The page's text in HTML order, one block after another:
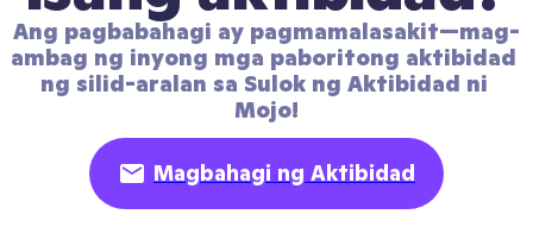
Ang pagbabahagi ay pagmamalasakit—mag-
ambag ng inyong mga paboritong aktibidad
ng silid-aralan sa Sulok ng Aktibidad ni
Mojo!
Magbahagi ng Aktibidad